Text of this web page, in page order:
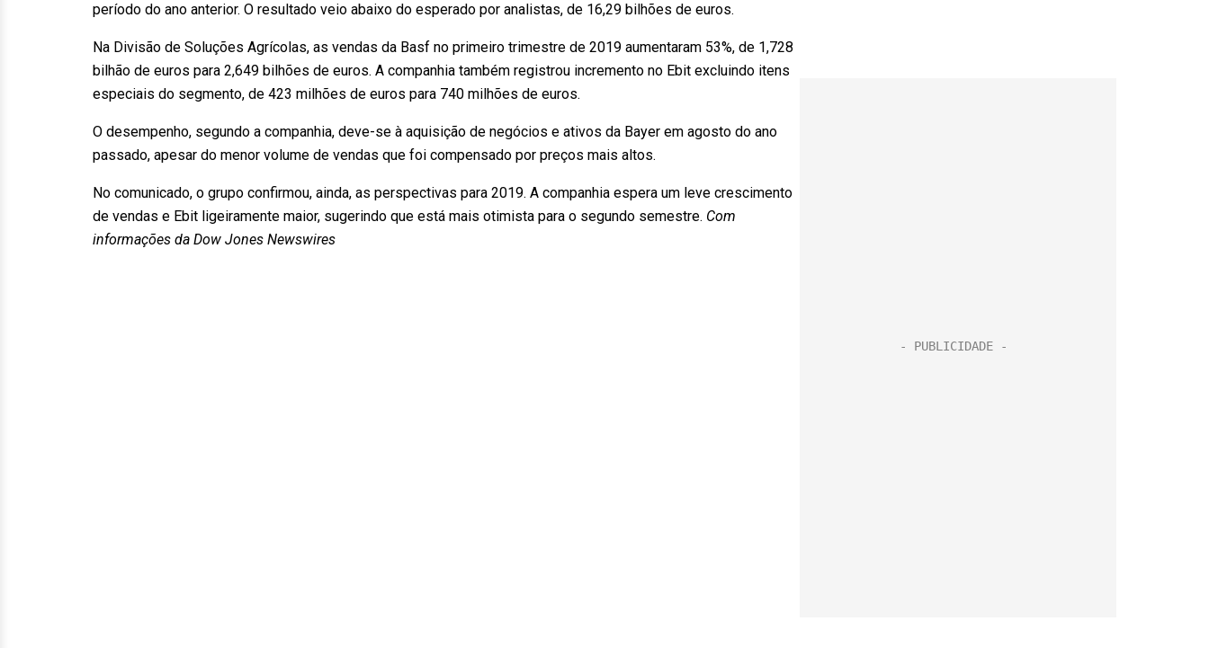
período do ano anterior. O resultado veio abaixo do esperado por analistas, de 16,29 bilhões de euros.
Na Divisão de Soluções Agrícolas, as vendas da Basf no primeiro trimestre de 2019 aumentaram 53%, de 1,728
bilhão de euros para 2,649 bilhões de euros. A companhia também registrou incremento no Ebit excluindo itens
especiais do segmento, de 423 milhões de euros para 740 milhões de euros.
O desempenho, segundo a companhia, deve-se à aquisição de negócios e ativos da Bayer em agosto do ano
passado, apesar do menor volume de vendas que foi compensado por preços mais altos.
No comunicado, o grupo confirmou, ainda, as perspectivas para 2019. A companhia espera um leve crescimento
de vendas e Ebit ligeiramente maior, sugerindo que está mais otimista para o segundo semestre. Com
informações da Dow Jones Newswires